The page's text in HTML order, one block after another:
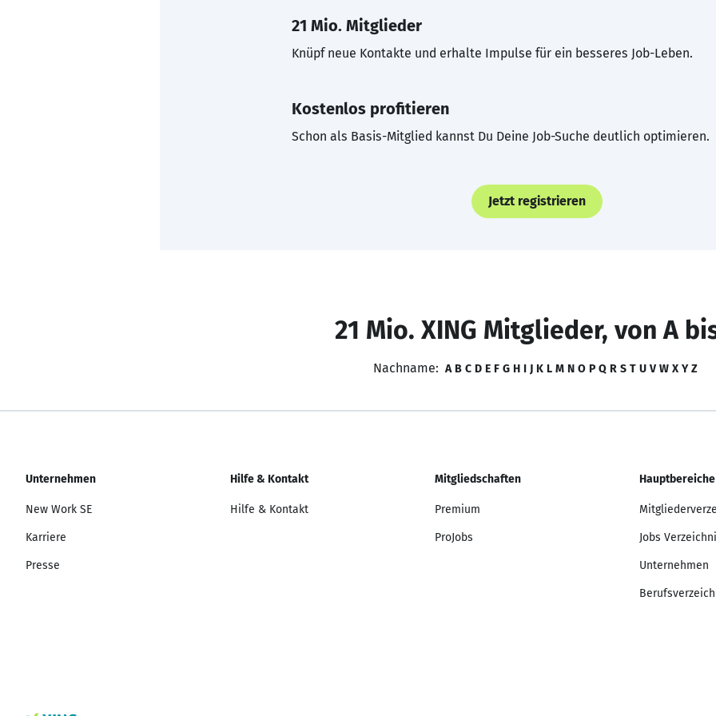
21 Mio. Mitglieder
Knüpf neue Kontakte und erhalte Impulse für ein besseres Job-Leben.
Kostenlos profitieren
Schon als Basis-Mitglied kannst Du Deine Job-Suche deutlich optimieren.
Jetzt registrieren
21 Mio. XING Mitglieder, von A
Nachname: A B C D E F G H I J K L M N O P Q R S T U V W X Y Z
Unternehmen
New Work SE
Karriere
Presse
Hilfe & Kontakt
Hilfe & Kontakt
Mitgliedschaften
Premium
ProJobs
Hauptbereiche
Jobs
Unternehmen